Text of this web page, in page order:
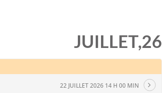
JUILLET,26
22 JUILLET 2026 14 H 00 MIN